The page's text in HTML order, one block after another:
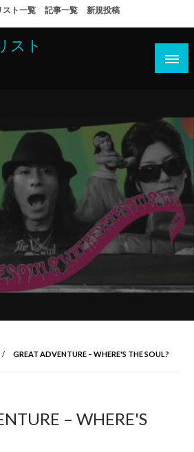
スト一覧 記事一覧 新規投稿
スト
GREAT ADVENTURE – WHERE'S THE SOUL?
– WHERE'S